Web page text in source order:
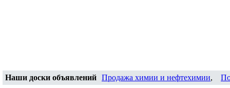
Наши доски объявлений Продажа химии и нефтехимии,